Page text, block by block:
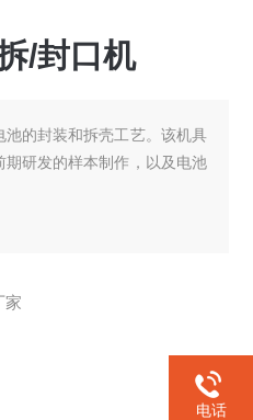
/封口机
的封装和拆壳工艺。该机具
研发的样本制作，以及电池
家
电话